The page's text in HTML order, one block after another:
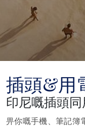
插頭&用
印尼嘅插頭
畀你嘅手機、筆記簿